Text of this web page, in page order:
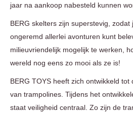
jaar na aankoop nabesteld kunnen
BERG skelters zijn superstevig, zodat
ongeremd allerlei avonturen kunt
milieuvriendelijk mogelijk te werken,
wereld nog eens zo mooi als ze is!
BERG TOYS heeft zich ontwikkeld
van trampolines. Tijdens het
staat veiligheid centraal. Zo zijn de